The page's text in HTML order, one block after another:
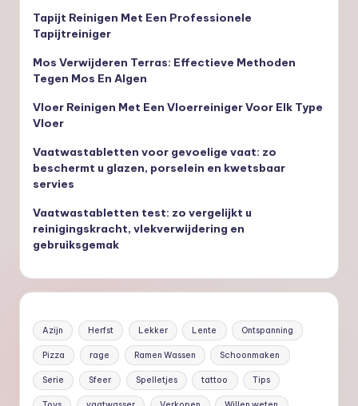
Tapijt Reinigen Met Een Professionele
Tapijtreiniger
Mos Verwijderen Terras: Effectieve Methoden
Tegen Mos En Algen
Vloer Reinigen Met Een Vloerreiniger Voor Elk Type
Vloer
Vaatwastabletten voor gevoelige vaat: zo
beschermt u glazen, porselein en kwetsbaar
servies
Vaatwastabletten test: zo vergelijkt u
reinigingskracht, vlekverwijdering en
gebruiksgemak
Azijn Herfst Lekker Lente Ontspanning
Pizza rage Ramen Wassen Schoonmaken
Serie Sfeer Spelletjes tattoo Tips